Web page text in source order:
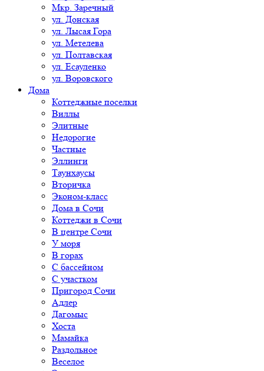
Мкр. Заречный
ул. Донская
ул. Лысая Гора
ул. Метелева
ул. Полтавская
ул. Есауленко
ул. Воровского
Дома
Коттеджные поселки
Виллы
Элитные
Недорогие
Частные
Эллинги
Таунхаусы
Вторичка
Эконом-класс
Дома в Сочи
Коттеджи в Сочи
В центре Сочи
У моря
В горах
С бассейном
С участком
Пригород Сочи
Адлер
Дагомыс
Хоста
Мамайка
Раздольное
Веселое